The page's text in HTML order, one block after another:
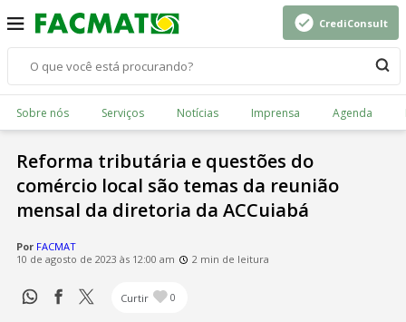
CrediConsult
Sobre nós Serviços Notícias Imprensa Agenda
Reforma tributária e questões do
comércio local são temas da reunião
mensal da diretoria da ACCuiabá
Por FACMAT
10 de agosto de 2023 às 12:00 am
2 min de leitura
Curtir 0